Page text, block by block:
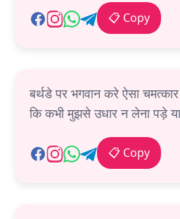
📋 Copy
बर्थडे पर भगवान करे ऐसा
कि कभी मुझसे उधार न लेना पड़े
📋 Copy